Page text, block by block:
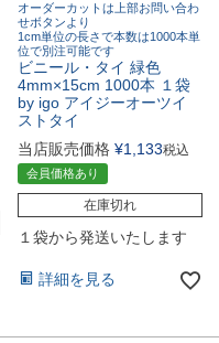
オーダーカットは上部お問い合わ
せボタンより
1cm単位の長さで本数は1000本単
位で別注可能です
ビニール・タイ 緑色
4mm×15cm 1000本 １袋
by igo アイジーオーツイ
ストタイ
当店販売価格 ¥1,133税込
会員価格あり
在庫切れ
１袋から発送いたします
詳細を見る